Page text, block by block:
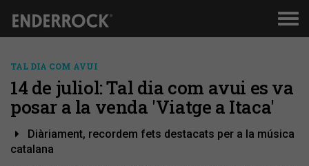
TAL DIA COM AVUI
14 de juliol: Tal dia com avui es va
posar a la venda 'Viatge a Itaca'
Diàriament, recordem fets destacats per a la música
catalana